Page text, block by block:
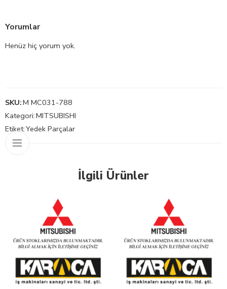
Yorumlar
Henüz hiç yorum yok.
SKU:M MC031-788
Kategori:MITSUBISHI
Etiket:Yedek Parçalar
İlgili Ürünler